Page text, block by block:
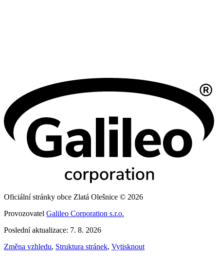
Oficiální stránky obce Zlatá Olešnice © 2026
Provozovatel Galileo Corporation s.r.o.
Poslední aktualizace: 7. 8. 2026
Změna vzhledu, Struktura stránek, Vytisknout